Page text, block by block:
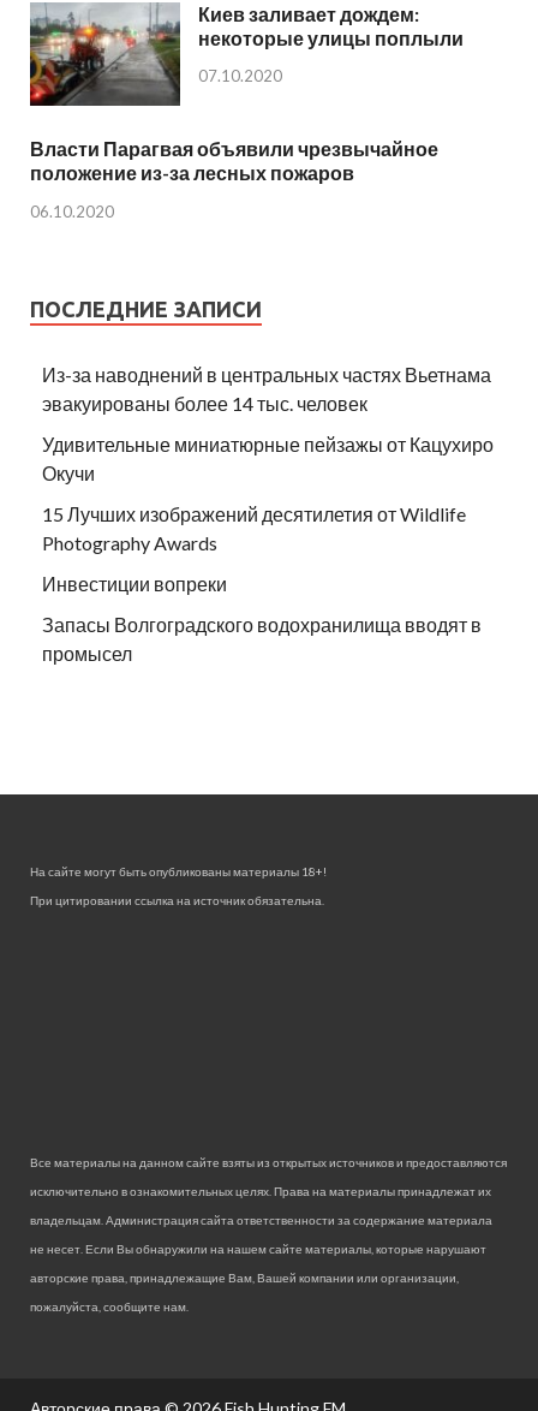
Киев заливает дождем:
некоторые улицы поплыли
07.10.2020
Власти Парагвая объявили чрезвычайное
положение из-за лесных пожаров
06.10.2020
ПОСЛЕДНИЕ ЗАПИСИ
Из-за наводнений в центральных частях Вьетнама
эвакуированы более 14 тыс. человек
Удивительные миниатюрные пейзажы от Кацухиро
Окучи
15 Лучших изображений десятилетия от Wildlife
Photography Awards
Инвестиции вопреки
Запасы Волгоградского водохранилища вводят в
промысел
На сайте могут быть опубликованы материалы 18+!
При цитировании ссылка на источник обязательна.
Все материалы на данном сайте взяты из открытых источников и предоставляются
исключительно в ознакомительных целях. Права на материалы принадлежат их
владельцам. Администрация сайта ответственности за содержание материала
не несет. Если Вы обнаружили на нашем сайте материалы, которые нарушают
авторские права, принадлежащие Вам, Вашей компании или организации,
пожалуйста, сообщите нам.